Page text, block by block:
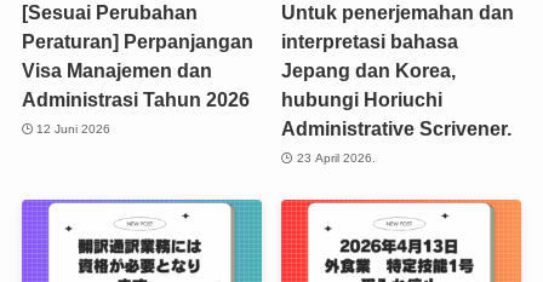
[Sesuai Perubahan
Peraturan] Perpanjangan
Visa Manajemen dan
Administrasi Tahun 2026
12 Juni 2026
Untuk penerjemahan dan
interpretasi bahasa
Jepang dan Korea,
hubungi Horiuchi
Administrative Scrivener.
23 April 2026.